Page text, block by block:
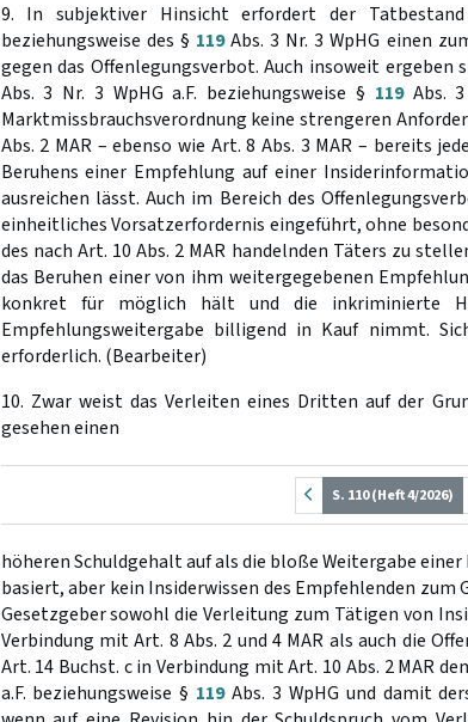
9. In subjektiver Hinsicht erfordert der
beziehungsweise des § 119Abs. 3 Nr. 3 WpHG einen
gegen das Offenlegungsverbot. Auch insoweit ergeben
Abs. 3 Nr. 3 WpHG a.F. beziehungsweise § 119Abs. 3
Marktmissbrauchsverordnung keine strengeren
Abs. 2 MAR – ebenso wie Art. 8 Abs. 3 MAR – bereits
Beruhens einer Empfehlung auf einer
ausreichen lässt. Auch im Bereich des
einheitliches Vorsatzerfordernis eingeführt, ohne
des nach Art. 10 Abs. 2 MAR handelnden Täters zu
das Beruhen einer von ihm weitergegebenen
konkret für möglich hält und die inkriminierte
Empfehlungsweitergabe billigend in Kauf nimmt.
erforderlich. (Bearbeiter)
10. Zwar weist das Verleiten eines Dritten auf der
gesehen einen
S. 110 (Heft 4/2026)
höheren Schuldgehalt auf als die bloße Weitergabe
basiert, aber kein Insiderwissen des Empfehlenden zum
Gesetzgeber sowohl die Verleitung zum Tätigen von
Verbindung mit Art. 8 Abs. 2 und 4 MAR als auch die
Art. 14 Buchst. c in Verbindung mit Art. 10 Abs. 2 MAR
a.F. beziehungsweise § 119Abs. 3 WpHG und damit